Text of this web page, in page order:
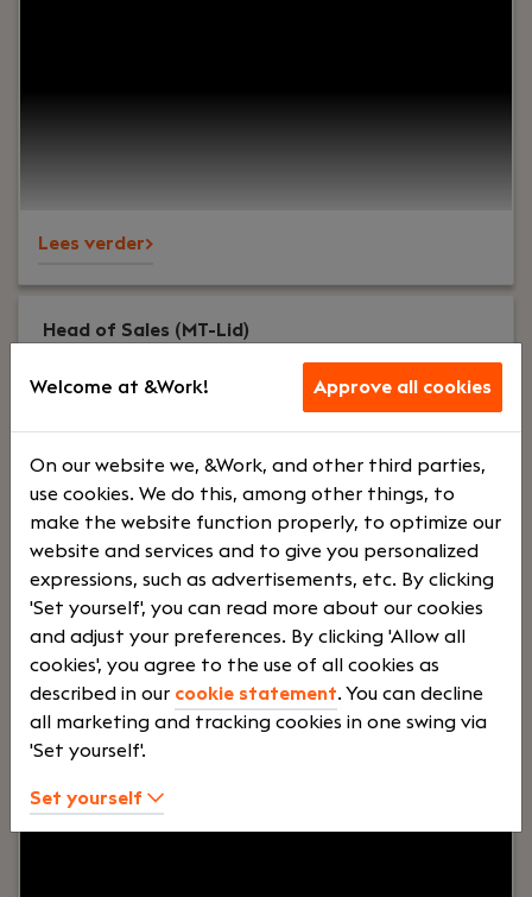
Lees verder>
Head of Sales (MT-Lid)
Oneeightyone
Voltij
d
€
5000 -
€
8000
Your role:
Als Head of Sales (MT-lid) vervul je een
sleutelrol binnen onze organisatie. Je bent
Welcome at &Work! Approve all cookies
On our website we, &Work, and other third parties,
use cookies. We do this, among other things, to
make the website function properly, to optimize our
website and services and to give you personalized
expressions, such as advertisements, etc. By clicking
'Set yourself', you can read more about our cookies
and adjust your preferences. By clicking 'Allow all
cookies', you agree to the use of all cookies as
described in our cookie statement. You can decline
all marketing and tracking cookies in one swing via
'Set yourself'.
Set yourself